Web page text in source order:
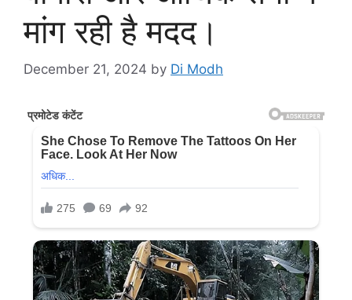
मांग रही है मदद।
December 21, 2024 by Di Modh